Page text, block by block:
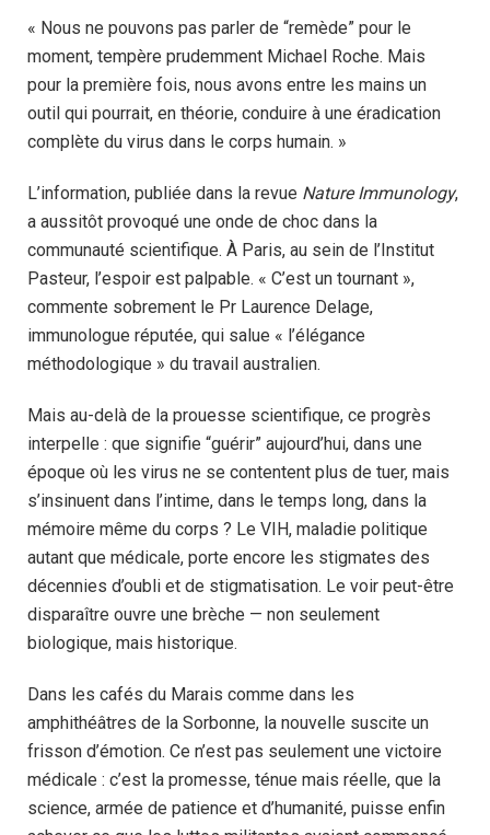
« Nous ne pouvons pas parler de “remède” pour le
moment, tempère prudemment Michael Roche. Mais
pour la première fois, nous avons entre les mains un
outil qui pourrait, en théorie, conduire à une éradication
complète du virus dans le corps humain. »
L’information, publiée dans la revue Nature Immunology,
a aussitôt provoqué une onde de choc dans la
communauté scientifique. À Paris, au sein de l’Institut
Pasteur, l’espoir est palpable. « C’est un tournant »,
commente sobrement le Pr Laurence Delage,
immunologue réputée, qui salue « l’élégance
méthodologique » du travail australien.
Mais au-delà de la prouesse scientifique, ce progrès
interpelle : que signifie “guérir” aujourd’hui, dans une
époque où les virus ne se contentent plus de tuer, mais
s’insinuent dans l’intime, dans le temps long, dans la
mémoire même du corps ? Le VIH, maladie politique
autant que médicale, porte encore les stigmates des
décennies d’oubli et de stigmatisation. Le voir peut-être
disparaître ouvre une brèche — non seulement
biologique, mais historique.
Dans les cafés du Marais comme dans les
amphithéâtres de la Sorbonne, la nouvelle suscite un
frisson d’émotion. Ce n’est pas seulement une victoire
médicale : c’est la promesse, ténue mais réelle, que la
science, armée de patience et d’humanité, puisse enfin